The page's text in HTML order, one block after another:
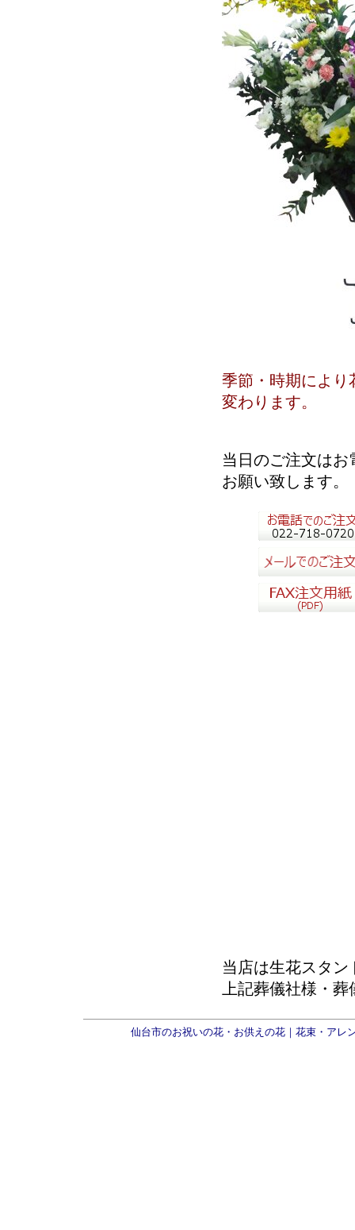
季節・時期により
変わります。
当日のご注文はお
お願い致します。
当店は生花スタ
上記葬儀社様・
仙台市のお祝いの花・お供えの花｜花束・アレ